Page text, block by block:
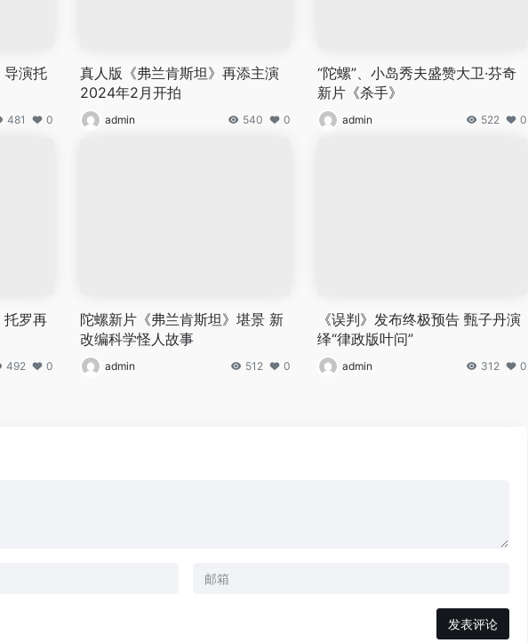
导演托
481 0
真人版《弗兰肯斯坦》再添主演
2024年2月开拍
admin 540 0
“陀螺”、小岛秀夫盛赞大卫·芬奇
新片《杀手》
admin 522 0
托罗再
492 0
陀螺新片《弗兰肯斯坦》堪景 新
改编科学怪人故事
admin 512 0
《误判》发布终极预告 甄子丹演
绎“律政版叶问”
admin 312 0
发表评论